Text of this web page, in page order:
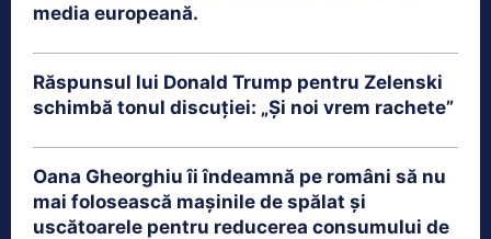
media europeană.
Răspunsul lui Donald Trump pentru Zelenski
schimbă tonul discuției: „Și noi vrem rachete”
Oana Gheorghiu îi îndeamnă pe români să nu
mai folosească mașinile de spălat și
uscătoarele pentru reducerea consumului de